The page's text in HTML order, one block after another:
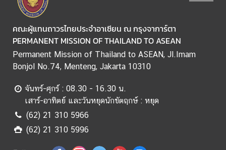
n
d
ข่
า
ว
|
N
e
w
s
คณะผู้แทนถาวรไทยประจำอาเซียน ณ กรุงจาการ์ตา
PERMANENT MISSION OF THAILAND TO ASEAN
Permanent Mission of Thailand to ASEAN, Jl.Imam
Bonjol No.74, Menteng, Jakarta 10310
จันทร์-ศุกร์ : 08.30 - 16.30 น.
เสาร์-อาทิตย์ และวันหยุดนักขัตฤกษ์ : หยุด
(62) 21 310 5966
(62) 21 310 5996